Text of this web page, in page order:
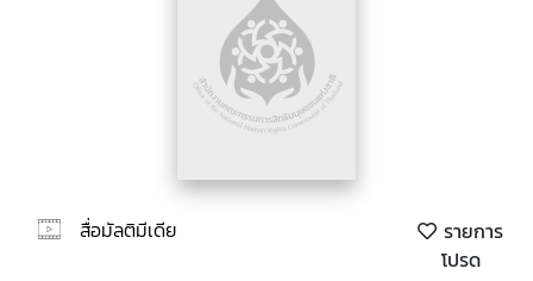
สื่อมัลติมีเดีย
รายการ
โปรด